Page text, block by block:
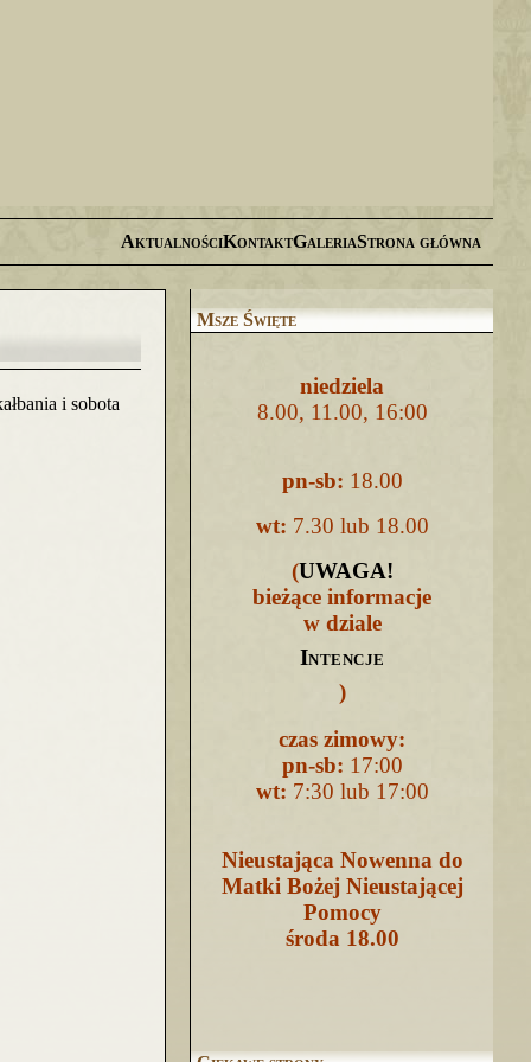
AktualnościKontaktGaleriaStrona główna
i sobota
Msze Święte
niedziela
8.00, 11.00, 16:00
pn-sb: 18.00
wt: 7.30 lub 18.00
(UWAGA!
bieżące informacje
w dziale
Intencje
)
czas zimowy:
pn-sb: 17:00
wt: 7:30 lub 17:00
Nieustająca Nowenna do
Matki Bożej Nieustającej
Pomocy
środa 18.00